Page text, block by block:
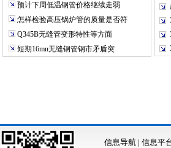
预计下周低温钢管价格继续走弱
怎样检验高压锅炉管的质量是否符
Q345B无缝管变形特性等方面
短期16mn无缝钢管钢市矛盾突
信息导航| 信息平